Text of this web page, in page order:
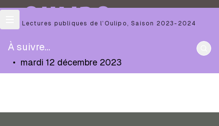
OULIPO
Les Lectures publiques de l’Oulipo ,Saison 2023-2024
À suivre...
• mardi 12 décembre 2023